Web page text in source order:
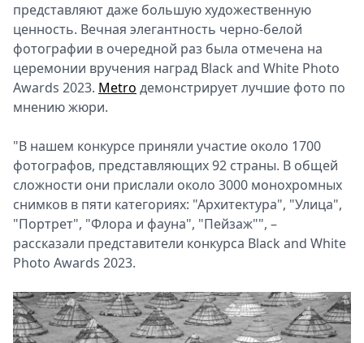
представляют даже большую художественную
ценность. Вечная элегантность черно-белой
фотографии в очередной раз была отмечена на
церемонии вручения наград Black and White Photo
Awards 2023. Metro демонстрирует лучшие фото по
мнению жюри.
"В нашем конкурсе приняли участие около 1700
фотографов, представляющих 92 страны. В общей
сложности они прислали около 3000 монохромных
снимков в пяти категориях: "Архитектура", "Улица",
"Портрет", "Флора и фауна", "Пейзаж"", –
рассказали представители конкурса Black and White
Photo Awards 2023.